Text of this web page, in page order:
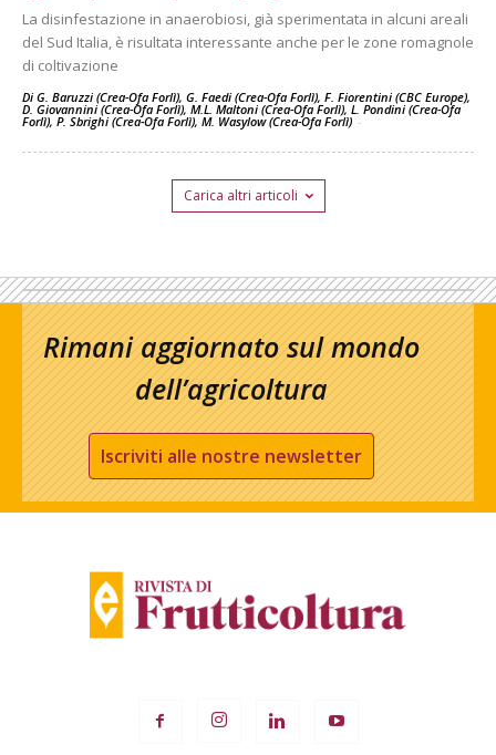
La disinfestazione in anaerobiosi, già sperimentata in alcuni areali
del Sud Italia, è risultata interessante anche per le zone romagnole
di coltivazione
Di G. Baruzzi (Crea-Ofa Forlì), G. Faedi (Crea-Ofa Forlì), F. Fiorentini (CBC Europe),
D. Giovannini (Crea-Ofa Forlì), M.L. Maltoni (Crea-Ofa Forlì), L. Pondini (Crea-Ofa
Forlì), P. Sbrighi (Crea-Ofa Forlì), M. Wasylow (Crea-Ofa Forlì) -
Carica altri articoli
Rimani aggiornato sul mondo
dell’agricoltura
Iscriviti alle nostre newsletter